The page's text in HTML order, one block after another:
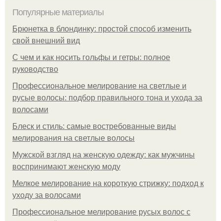
Популярные материалы
Брюнетка в блондинку: простой способ изменить
свой внешний вид
С чем и как носить гольфы и гетры: полное
руководство
Профессиональное мелирование на светлые и
русые волосы: подбор правильного тона и ухода за
волосами
Блеск и стиль: самые востребованные виды
мелирования на светлые волосы
Мужской взгляд на женскую одежду: как мужчины
воспринимают женскую моду
Мелкое мелирование на короткую стрижку: подход к
уходу за волосами
Профессиональное мелирование русых волос с